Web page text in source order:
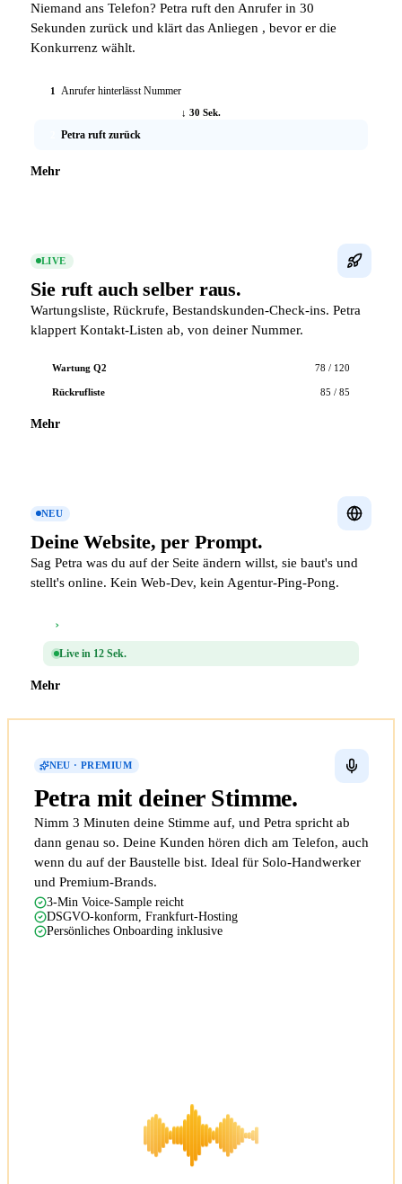
Niemand ans Telefon? Petra ruft den Anrufer in 30
Sekunden zurück und klärt das Anliegen , bevor er die
Konkurrenz wählt.
1 Anrufer hinterlässt Nummer
↓ 30 Sek.
Petra ruft zurück
Mehr
LIVE
Sie ruft auchselber raus.
Wartungsliste, Rückrufe, Bestandskunden-Check-ins. Petra
klappert Kontakt-Listen ab, von deiner Nummer.
Wartung Q2 78 / 120
Rückrufliste 85 / 85
Mehr
NEU
Deine Website,per Prompt.
Sag Petra was du auf der Seite ändern willst, sie baut's und
stellt's online. Kein Web-Dev, kein Agentur-Ping-Pong.
›
Live in 12 Sek.
Mehr
NEU · PREMIUM
Petra mit deiner Stimme.
Nimm 3 Minuten deine Stimme auf, und Petra spricht ab
dann genau so. Deine Kunden hören dich am Telefon, auch
wenn du auf der Baustelle bist. Ideal für Solo-Handwerker
und Premium-Brands.
3-Min Voice-Sample reicht
DSGVO-konform, Frankfurt-Hosting
Persönliches Onboarding inklusive